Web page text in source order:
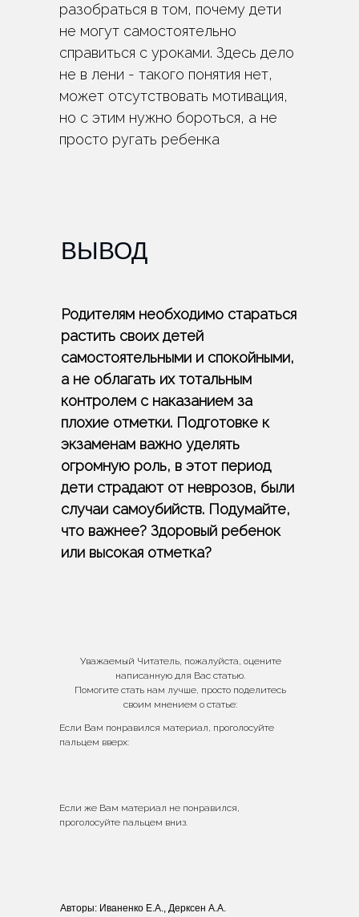
разобраться в том, почему дети
не могут самостоятельно
справиться с уроками. Здесь дело
не в лени - такого понятия нет,
может отсутствовать мотивация,
но с этим нужно бороться, а не
просто ругать ребенка
ВЫВОД
Родителям необходимо стараться
растить своих детей
самостоятельными и спокойными,
а не облагать их тотальным
контролем с наказанием за
плохие отметки. Подготовке к
экзаменам важно уделять
огромную роль, в этот период
дети страдают от неврозов, были
случаи самоубийств. Подумайте,
что важнее? Здоровый ребенок
или высокая отметка?
Если Вам понравился материал, проголосуйте
пальцем вверх:
Если же Вам материал не понравился,
проголосуйте пальцем вниз.
Уважаемый Читатель, пожалуйста, оцените
написанную для Вас статью.
Помогите стать нам лучше, просто поделитесь
своим мнением о статье:
Авторы: Иваненко Е.А., Дерксен А.А.